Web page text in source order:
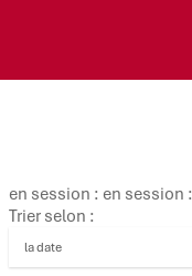
en session : en session :
Trier selon :